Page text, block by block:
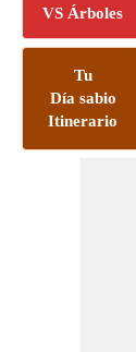
VS Árboles
Tu
Día sabio
Itinerario